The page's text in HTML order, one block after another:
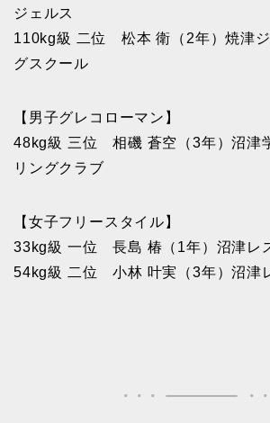
ジェルス
110kg級 二位 松本 衛（2年）焼津
グスクール
【男子グレコローマン】
48kg級 三位 相磯 蒼空（3年）沼津
リングクラブ
【女子フリースタイル】
33kg級 一位 長島 椿（1年）沼津レ
54kg級 二位 小林 叶実（3年）沼津